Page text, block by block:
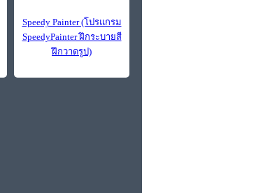
Speedy Painter (โปรแกรม
SpeedyPainter ฝึกระบายสี
ฝึกวาดรูป)